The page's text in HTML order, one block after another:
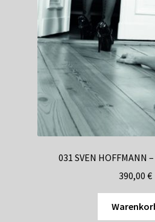
031 SVEN HOFFMANN
390,00 €